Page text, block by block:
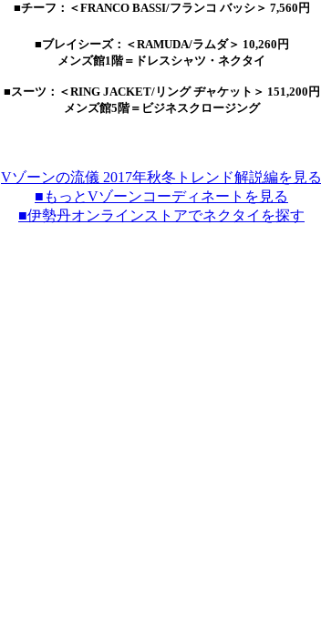
■チーフ：＜FRANCO BASSI/フランコ バッシ＞ 7,560円
■ブレイシーズ：＜RAMUDA/ラムダ＞ 10,260円
メンズ館1階＝ドレスシャツ・ネクタイ
■スーツ：＜RING JACKET/リング ヂャケット＞ 151,200円
メンズ館5階＝ビジネスクロージング
Vゾーンの流儀 2017年秋冬トレンド解説編を見る
■もっとVゾーンコーディネートを見る
■伊勢丹オンラインストアでネクタイを探す